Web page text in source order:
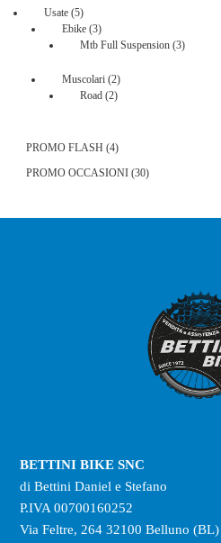
Usate 55
prodotti
Ebike 33
prodotti
Mtb Full Suspension 33
Muscolari 22
prodotti
Road 22
PROMO FLASH 44
PROMO OCCASIONI 3030
BETTINI BIKE SNC
di Bettini Daniel e Stefano
P.IVA 00700160252
Via Feltre, 264 32100 Belluno (BL)